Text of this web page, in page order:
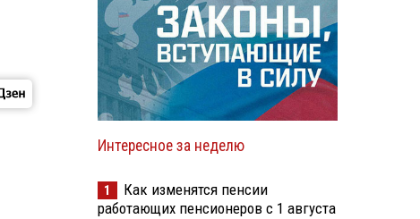
Интересное за неделю
1
Как изменятся пенсии
работающих пенсионеров с 1 августа